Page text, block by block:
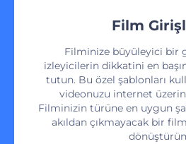
Film
Filminize büyüleyici bir
izleyicilerin dikkatini en
tutun. Bu özel şablonları
videonuzu internet
Filminizin türüne en uygun
akıldan çıkmayacak bir